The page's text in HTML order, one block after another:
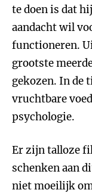
te doen is dat
aandacht wil
functioneren.
grootste
gekozen. In de
vruchtbare
psychologie.
Er zijn talloze
schenken aan
niet moeilijk